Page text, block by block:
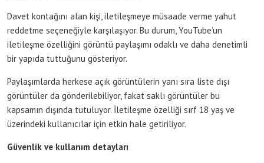
Davet kontağını alan kişi, iletileşmeye müsaade verme yahut
reddetme seçeneğiyle karşılaşıyor. Bu durum, YouTube’un
iletileşme özelliğini görüntü paylaşımı odaklı ve daha denetimli
bir yapıda tuttuğunu gösteriyor.
Paylaşımlarda herkese açık görüntülerin yanı sıra liste dışı
görüntüler da gönderilebiliyor, fakat saklı görüntüler bu
kapsamın dışında tutuluyor. İletileşme özelliği sırf 18 yaş ve
üzerindeki kullanıcılar için etkin hale getiriliyor.
Güvenlik ve kullanım detayları